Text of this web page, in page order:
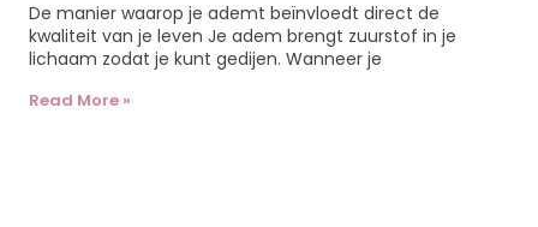
De manier waarop je ademt beïnvloedt direct de
kwaliteit van je leven Je adem brengt zuurstof in je
lichaam zodat je kunt gedijen. Wanneer je
Read More »